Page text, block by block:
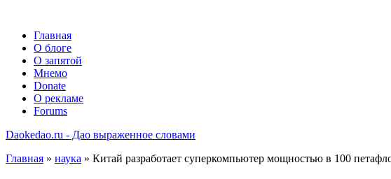
Главная
О блоге
О запятой
Мнемо
Donate
О рекламе
Forums
Daokedao.ru - Дао выраженное словами
Главная » наука » Китай разработает суперкомпьютер мощностью в 100